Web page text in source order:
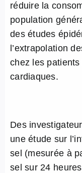
réduire la
population
des études
l’extrapolation
chez les
cardiaques.
Des
une étude sur
sel (mesurée à
sel sur 24